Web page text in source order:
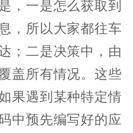
，一是怎么获取到
，所以大家都往车
；二是决策中，由
盖所有情况。这些
果遇到某种特定情
中预先编写好的应